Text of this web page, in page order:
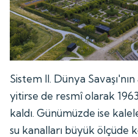
Sistem II. Dünya
yitirse de resmî olarak
kaldı. Günümüzde ise
su kanalları büyük ölçüde